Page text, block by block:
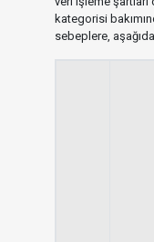
kategorisi
sebeplere,